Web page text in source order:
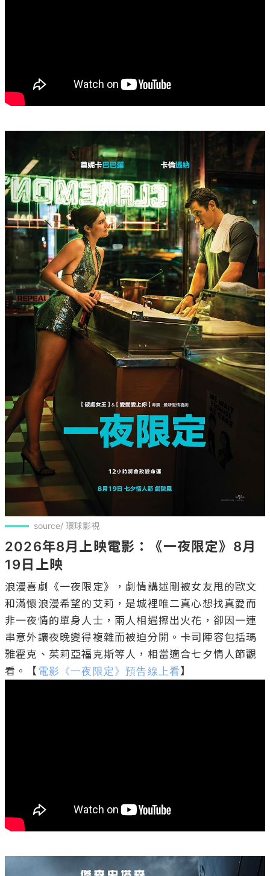
source/ 環球影視
2026年8月上映電影：《一夜限定》8月
19日上映
浪漫喜劇《一夜限定》，劇情講述剛被女友甩的歐文
和滿懷浪漫希望的艾莉，是城裡唯二真心想找真愛而
非一夜情的單身人士，兩人相遇擦出火花，卻因一連
串意外讓夜晚變得複雜而被迫分開。卡司陣容包括瑪
雅霍克、茱莉亞福克斯等人，相當適合七夕情人節觀
看。【 電影《一夜限定》預告線上看